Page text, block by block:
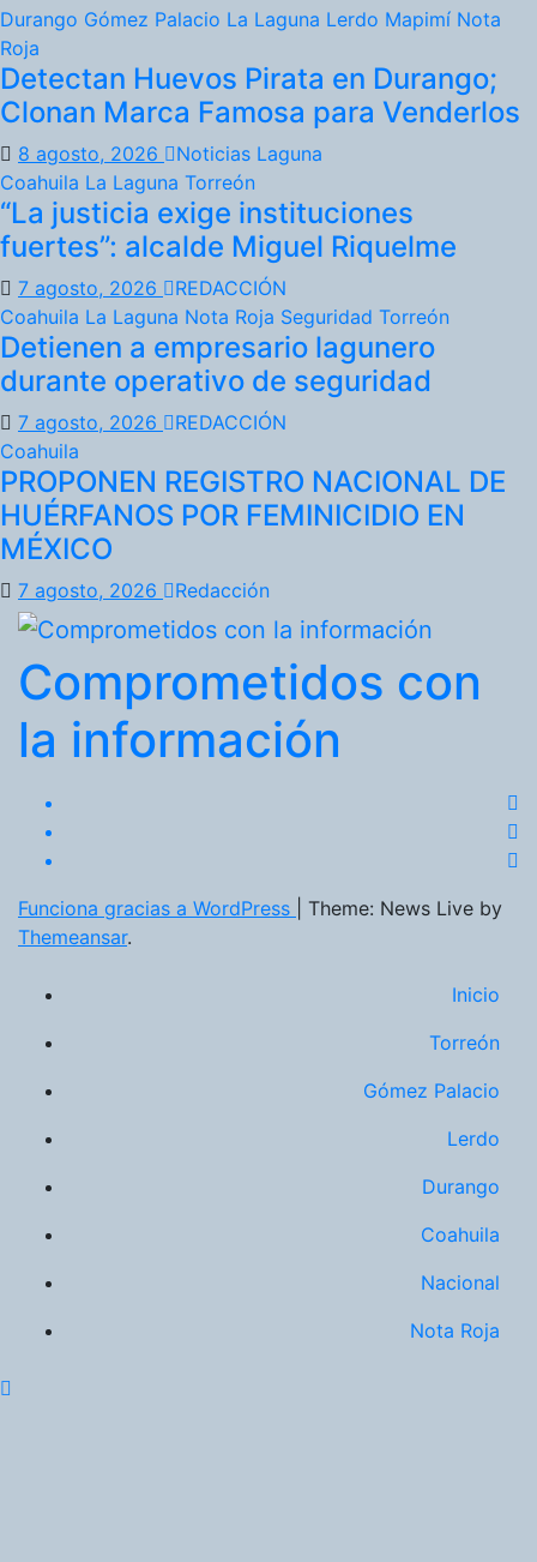
Durango Gómez Palacio La Laguna Lerdo Mapimí Nota
Roja
Detectan Huevos Pirata en Durango;
Clonan Marca Famosa para Venderlos
8 agosto, 2026
Noticias Laguna
Coahuila La Laguna Torreón
“La justicia exige instituciones
fuertes”: alcalde Miguel Riquelme
7 agosto, 2026
REDACCIÓN
Coahuila La Laguna Nota Roja Seguridad Torreón
Detienen a empresario lagunero
durante operativo de seguridad
7 agosto, 2026
REDACCIÓN
Coahuila
PROPONEN REGISTRO NACIONAL DE
HUÉRFANOS POR FEMINICIDIO EN
MÉXICO
7 agosto, 2026 Redacción
Comprometidos con
la información
Funciona gracias a WordPress
Theme: News Live by
Themeansar.
Inicio
Torreón
Gómez Palacio
Lerdo
Durango
Coahuila
Nacional
Nota Roja